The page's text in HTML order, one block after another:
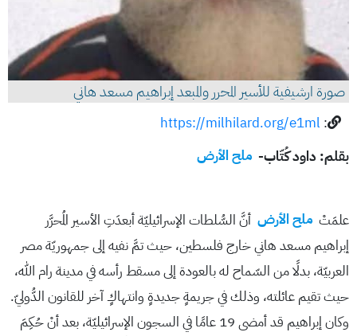
صورة ارشيفية للأسير المحرر والمبعد إبراهيم مسعد هاني
:
https://milhilard.org/e1ml
بقلم: داود كُتّاب- ملح الأرض
علمَتْ ملح الأرض أنَّ السُّلطات الإسرائيليّة أبعدَتِ الأسير المُحرَّر
إبراهيم مسعد هاني خارج فلسطين، حيث تمَّ نفيه إلى جمهوريّة مصر
العربيّة، بدلًا من السّماح له بالعودة إلى مسقط رأسه في مدينة رام الله،
حيث تقيم عائلته، وذلك في جريمةٍ جديدةٍ وانتهاكٍ آخر للقانون الدُّوليّ.
وكان إبراهيم قد أمضى 19 عامًا في السجون الإسرائيليّة، بعد أنْ حُكِمَ